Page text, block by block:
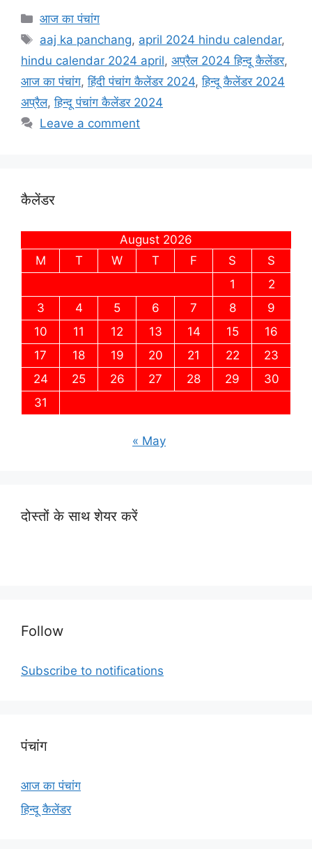
k
p
Categories
आज का पंचांग
Tags
aaj ka panchang, april 2024 hindu calendar,
hindu calendar 2024 april, अप्रैल 2024 हिन्दू कैलेंडर,
आज का पंचांग,हिंदी पंचांग कैलेंडर 2024,हिन्दू कैलेंडर 2024
अप्रैल,हिन्दू पंचांग कैलेंडर 2024
Leave a comment
कैलेंडर
August 2026
M
T W T F S
S
1
2
3
4 5 6 7 8
9
10
11 12 13 14 15
16
17
18 19 20 21 22
23
24
25 26 27 28 29
30
31
« May
दोस्तों के साथ शेयर करें
Follow
Subscribe to notifications
पंचांग
आज का पंचांग
हिन्दू कैलेंडर